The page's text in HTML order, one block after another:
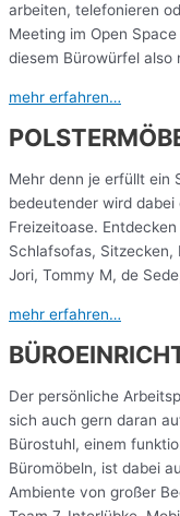
arbeiten, telefonieren
Meeting im Open
diesem Bürowürfel also
mehr erfahren…
Mehr denn je erfüllt ein
bedeutender wird
Freizeitoase.
Schlafsofas, Sitzecken,
Jori, Tommy M, de
mehr erfahren…
Der persönliche
sich auch gern daran
Bürostuhl, einem
Büromöbeln, ist dabei
Ambiente von großer